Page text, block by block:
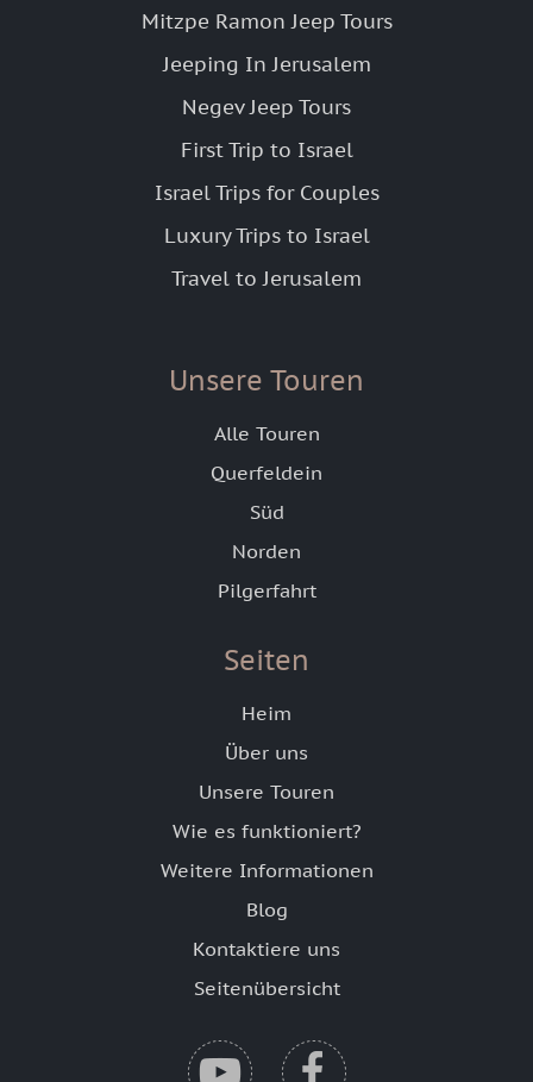
Mitzpe Ramon Jeep Tours
Jeeping In Jerusalem
Negev Jeep Tours
First Trip to Israel
Israel Trips for Couples
Luxury Trips to Israel
Travel to Jerusalem
Unsere Touren
Alle Touren
Querfeldein
Süd
Norden
Pilgerfahrt
Seiten
Heim
Über uns
Unsere Touren
Wie es funktioniert?
Weitere Informationen
Blog
Kontaktiere uns
Seitenübersicht